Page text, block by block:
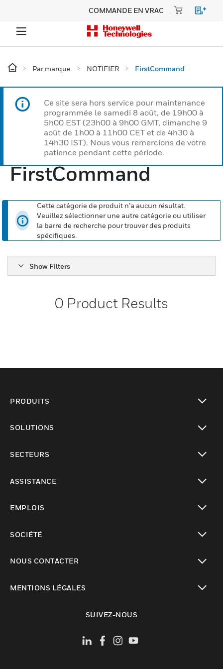
COMMANDE EN VRAC
Par marque NOTIFIER FirstCommand
Ce site sera hors service pour maintenance
programmée le samedi 8 août, de 19h00 à
5h00 EST (23h00 à 9h00 GMT, dimanche 9
août de 1h00 à 11h00 CET et de 4h30 à
14h30 IST). Nous vous remercions de votre
patience pendant cette période.
FirstCommand
Cette catégorie de produit n’a aucun résultat.
Veuillez sélectionner une autre catégorie ou utiliser
la barre de recherche pour trouver des produits
spécifiques.
Show Filters
0 Product Results
PRODUITS
SOLUTIONS
SECTEURS
ASSISTANCE
EMPLOIS
SOCIÉTÉ
NOUS CONTACTER
MENTIONS LÉGALES
SUIVEZ-NOUS